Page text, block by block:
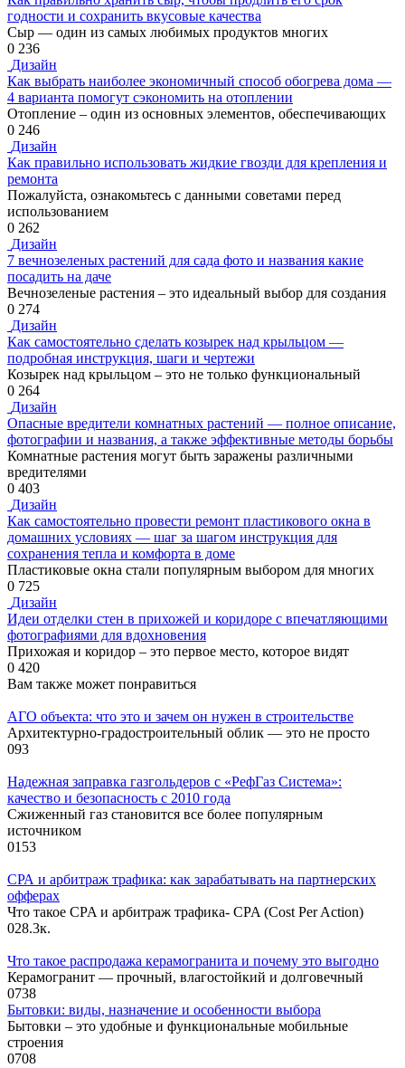
годности и сохранить вкусовые качества
Сыр — один из самых любимых продуктов многих
0 236
Дизайн
Как выбрать наиболее экономичный способ обогрева дома —
4 варианта помогут сэкономить на отоплении
Отопление – один из основных элементов, обеспечивающих
0 246
Дизайн
Как правильно использовать жидкие гвозди для крепления и
ремонта
Пожалуйста, ознакомьтесь с данными советами перед
использованием
0 262
Дизайн
7 вечнозеленых растений для сада фото и названия какие
посадить на даче
Вечнозеленые растения – это идеальный выбор для создания
0 274
Дизайн
Как самостоятельно сделать козырек над крыльцом —
подробная инструкция, шаги и чертежи
Козырек над крыльцом – это не только функциональный
0 264
Дизайн
Опасные вредители комнатных растений — полное описание,
фотографии и названия, а также эффективные методы борьбы
Комнатные растения могут быть заражены различными
вредителями
0 403
Дизайн
Как самостоятельно провести ремонт пластикового окна в
домашних условиях — шаг за шагом инструкция для
сохранения тепла и комфорта в доме
Пластиковые окна стали популярным выбором для многих
0 725
Дизайн
Идеи отделки стен в прихожей и коридоре с впечатляющими
фотографиями для вдохновения
Прихожая и коридор – это первое место, которое видят
0 420
Вам также может понравиться
АГО объекта: что это и зачем он нужен в строительстве
Архитектурно-градостроительный облик — это не просто
093
Надежная заправка газгольдеров с «РефГаз Система»:
качество и безопасность с 2010 года
Сжиженный газ становится все более популярным
источником
0153
СРА и арбитраж трафика: как зарабатывать на партнерских
офферах
Что такое CPA и арбитраж трафика- CPA (Cost Per Action)
028.3к.
Что такое распродажа керамогранита и почему это выгодно
Керамогранит — прочный, влагостойкий и долговечный
0738
Бытовки: виды, назначение и особенности выбора
Бытовки – это удобные и функциональные мобильные
строения
0708